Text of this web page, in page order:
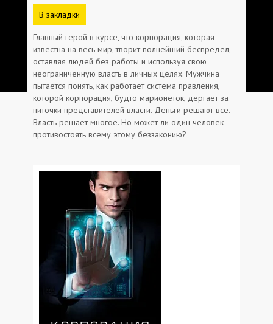
В закладки
Главный герой в курсе, что корпорация, которая
известна на весь мир, творит полнейший беспредел,
оставляя людей без работы и используя свою
неограниченную власть в личных целях. Мужчина
пытается понять, как работает система правления,
которой корпорация, будто марионеток, дергает за
ниточки представителей власти. Деньги решают все.
Власть решает многое. Но может ли один человек
противостоять всему этому беззаконию?